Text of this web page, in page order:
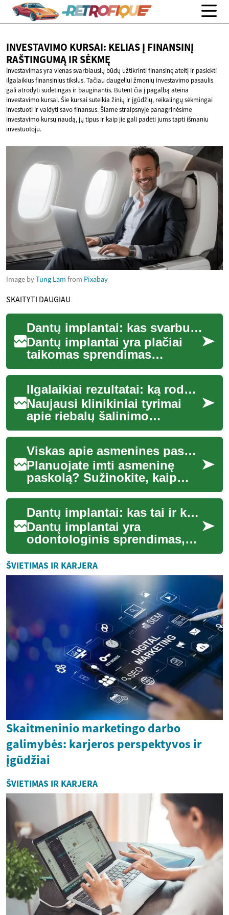
INVESTAVIMO KURSAI: KELIAS Į FINANSINĮ
RAŠTINGUMĄIR SĖKMĘ
Investavimas yra vienas svarbiausių būdų užtikrinti finansinę ateitį ir pasiekti
ilgalaikius finansinius tikslus. Tačiau daugeliui žmonių investavimo pasaulis
gali atrodyti sudėtingas ir bauginantis. Būtent čia į pagalbą ateina
investavimo kursai. Šie kursai suteikia žinių ir įgūdžių, reikalingų sėkmingai
investuoti ir valdyti savo finansus. Šiame straipsnyje panagrinėsime
investavimo kursų naudą, jų tipus ir kaip jie gali padėti jums tapti išmaniu
investuotoju.
Image byTung Lam from Pixabay
SKAITYTI DAUGIAU
Dantų implantai: kas svarbu žinoti apie procedūrą ir priežiūrą
Dantų implantai yra plačiai
taikomas sprendimas
prarastiems dantims atkurti,
suteikiantis natūralesnę
kramtymo funkci...
Ilgalaikiai rezultatai: ką rodo naujausi klinikiniai tyrimai
Naujausi klinikiniai tyrimai
apie riebalų šalinimo
metodus tiria ilgalaikį poveikį,
saugumą ir paciento
pasitenkinimą...
Viskas apie asmenines paskolas: patarimai prieš skolinantis
Planuojate imti asmeninę
paskolą? Sužinokite, kaip
įvertinti savo galimybes,
kokie yra paskolos privalumai
ir rizikos...
Dantų implantai: kas tai ir kaip jie veikia
Dantų implantai yra
odontologinis sprendimas,
skirtas atkurti prarastus
dantis ilguoju laikotarpiu.
Implantas paprast...
ŠVIETIMAS IR KARJERA
Skaitmeninio marketingo darbo
galimybės: karjeros perspektyvos ir
įgūdžiai
ŠVIETIMAS IR KARJERA